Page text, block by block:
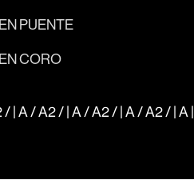
PUENTE
CORO
/ | A / A2 / | A / A2 / | A / A2 / | A |